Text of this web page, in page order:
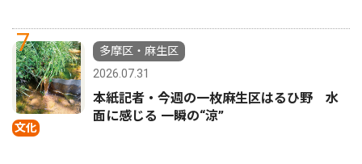
7
文化
多摩区・麻生区
2026.07.31
本紙記者・今週の一枚麻生区はるひ野 水
面に感じる 一瞬の“涼”